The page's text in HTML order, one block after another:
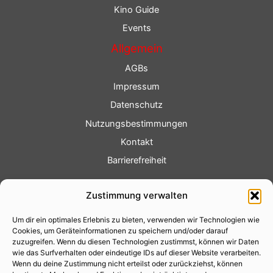
Zustimmung verwalten
Um dir ein optimales Erlebnis zu bieten, verwenden wir Technologien wie
Cookies, um Geräteinformationen zu speichern und/oder darauf
zuzugreifen. Wenn du diesen Technologien zustimmst, können wir Daten
wie das Surfverhalten oder eindeutige IDs auf dieser Website verarbeiten.
Wenn du deine Zustimmung nicht erteilst oder zurückziehst, können
Kino Guide
Events
Allgemein
AGBs
Impressum
Datenschutz
Nutzungsbestimmungen
Kontakt
Barrierefreiheit
Fotoservice
Videoservice
Werbung
Contenterstellung